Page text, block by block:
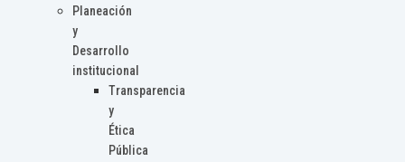
Planeación
y
Desarrollo
institucional
Transparencia
y
Ética
Pública